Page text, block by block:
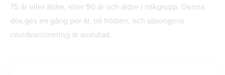
75 år eller äldre, eller 50 år och äldre i riskgrupp. Denna
dos ges en gång per år, på hösten, och säsongens
covidvaccinering är avslutad.